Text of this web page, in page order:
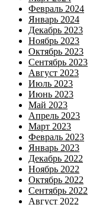
Февраль 2024
Январь 2024
Декабрь 2023
Ноябрь 2023
Октябрь 2023
Сентябрь 2023
Август 2023
Июль 2023
Июнь 2023
Май 2023
Апрель 2023
Март 2023
Февраль 2023
Январь 2023
Декабрь 2022
Ноябрь 2022
Октябрь 2022
Сентябрь 2022
Август 2022